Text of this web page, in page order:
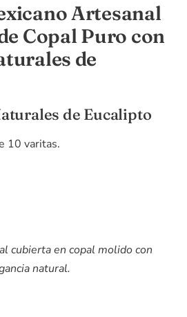
Artesanal
Copal Puro con
de
de Eucalipto
10 varitas.
cubierta en copal molido con
natural.